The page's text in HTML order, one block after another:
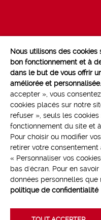
Nous utilisons des
bon fonctionnement et à
dans le but de vous offrir
améliorée et personnalisée.
accepter », vous
cookies placés sur notre
refuser », seuls les
fonctionnement du site et
Pour choisir ou modifier
retirer votre
« Personnaliser vos
bas d'écran. Pour en
données personnelles que
politique de confidentialité